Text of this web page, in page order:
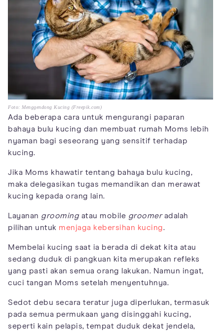
Foto: Menggendong Kucing (Freepik.com)
Ada beberapa cara untuk mengurangi paparan
bahaya bulu kucing dan membuat rumah Moms lebih
nyaman bagi seseorang yang sensitif terhadap
kucing.
Jika Moms khawatir tentang bahaya bulu kucing,
maka delegasikan tugas memandikan dan merawat
kucing kepada orang lain.
Layanan groomingatau mobile groomeradalah
pilihan untuk menjaga kebersihan kucing.
Membelai kucing saat ia berada di dekat kita atau
sedang duduk di pangkuan kita merupakan refleks
yang pasti akan semua orang lakukan. Namun ingat,
cuci tangan Moms setelah menyentuhnya.
Sedot debu secara teratur juga diperlukan, termasuk
pada semua permukaan yang disinggahi kucing,
seperti kain pelapis, tempat duduk dekat jendela,